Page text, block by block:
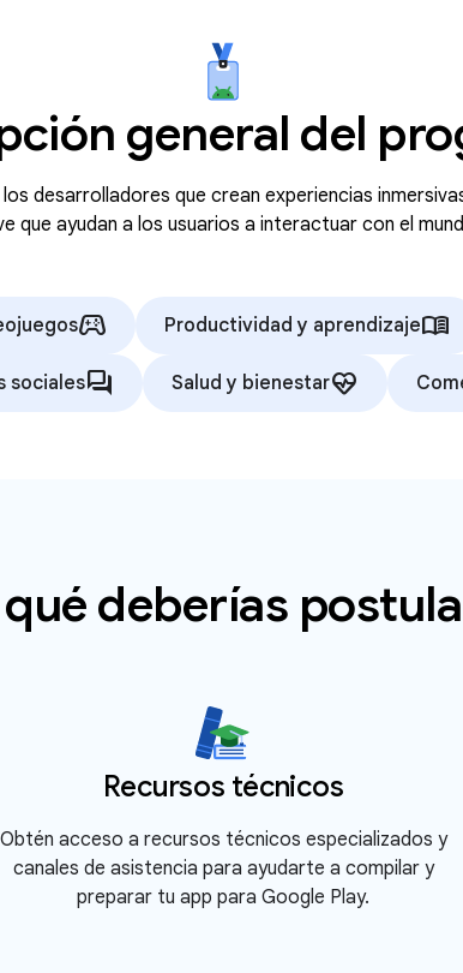
general del
desarrolladores que crean experiencias
que ayudan a los usuarios a interactuar con el
stadia_controller Productividad y aprendizajemenu_book
socialesforum Salud y bienestarecg_heart
qué deberías
Recursos técnicos
Obtén acceso a recursos técnicos especializados y
canales de asistencia para ayudarte a compilar y
preparar tu app para Google Play.